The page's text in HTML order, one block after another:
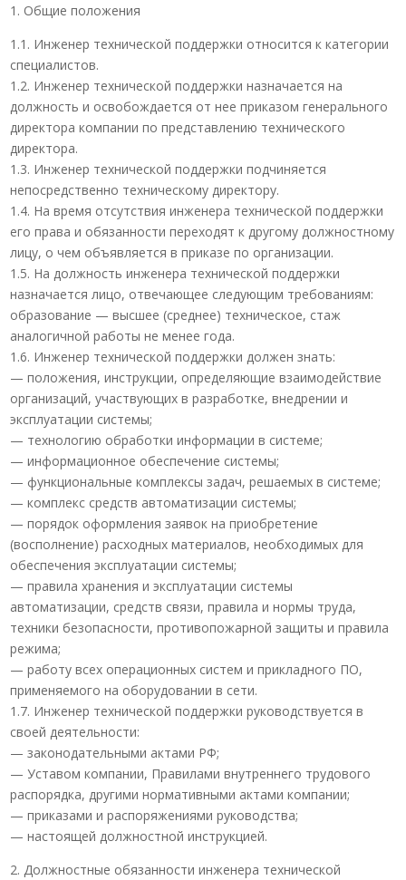
1. Общие положения
1.1. Инженер технической поддержки относится к категории
специалистов.
1.2. Инженер технической поддержки назначается на
должность и освобождается от нее приказом генерального
директора компании по представлению технического
директора.
1.3. Инженер технической поддержки подчиняется
непосредственно техническому директору.
1.4. На время отсутствия инженера технической поддержки
его права и обязанности переходят к другому должностному
лицу, о чем объявляется в приказе по организации.
1.5. На должность инженера технической поддержки
назначается лицо, отвечающее следующим требованиям:
образование — высшее (среднее) техническое, стаж
аналогичной работы не менее года.
1.6. Инженер технической поддержки должен знать:
— положения, инструкции, определяющие взаимодействие
организаций, участвующих в разработке, внедрении и
эксплуатации системы;
— технологию обработки информации в системе;
— информационное обеспечение системы;
— функциональные комплексы задач, решаемых в системе;
— комплекс средств автоматизации системы;
— порядок оформления заявок на приобретение
(восполнение) расходных материалов, необходимых для
обеспечения эксплуатации системы;
— правила хранения и эксплуатации системы
автоматизации, средств связи, правила и нормы труда,
техники безопасности, противопожарной защиты и правила
режима;
— работу всех операционных систем и прикладного ПО,
применяемого на оборудовании в сети.
1.7. Инженер технической поддержки руководствуется в
своей деятельности:
— законодательными актами РФ;
— Уставом компании, Правилами внутреннего трудового
распорядка, другими нормативными актами компании;
— приказами и распоряжениями руководства;
— настоящей должностной инструкцией.
2. Должностные обязанности инженера технической